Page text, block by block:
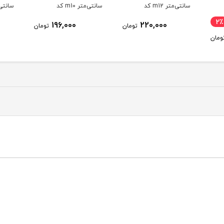
سانتی‌متر m10 کد
196,000 تومان
سانتی‌متر m12 کد
150,000 7٪